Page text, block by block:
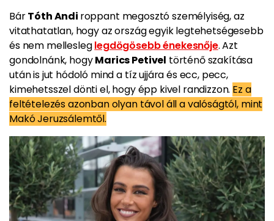
BárTóth Andi roppant megosztó személyiség, az
vitathatatlan, hogy az ország egyik legtehetségesebb
és nem mellesleglegdögösebb énekesnője. Azt
gondolnánk, hogyMarics Petivel történő szakítása
után is jut hódoló mind a tíz ujjára és ecc, pecc,
kimehetsszel dönti el, hogy épp kivel randizzon. Ez a
feltételezés azonban olyan távol áll a valóságtól, mint
Makó Jeruzsálemtől.